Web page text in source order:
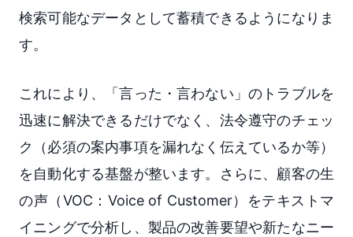
検索可能なデータとして蓄積できるようになりま
す。
これにより、「言った・言わない」のトラブルを
迅速に解決できるだけでなく、法令遵守のチェッ
ク（必須の案内事項を漏れなく伝えているか等）
を自動化する基盤が整います。さらに、顧客の生
の声（VOC：Voice of Customer）をテキストマ
イニングで分析し、製品の改善要望や新たなニー